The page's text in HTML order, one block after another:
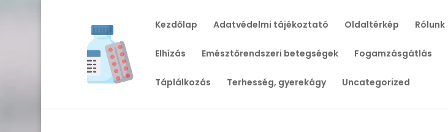
Kezdőlap Adatvédelmi tájékoztató Oldaltérkép Rólunk
Elhízás Emésztőrendszeri betegségek Fogamzásgátlás
Táplálkozás Terhesség, gyerekágy Uncategorized